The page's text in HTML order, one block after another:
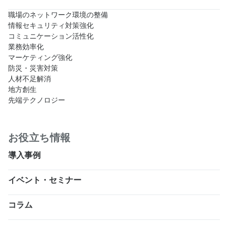
職場のネットワーク環境の整備
情報セキュリティ対策強化
コミュニケーション活性化
業務効率化
マーケティング強化
防災・災害対策
人材不足解消
地方創生
先端テクノロジー
お役立ち情報
導入事例
イベント・セミナー
コラム